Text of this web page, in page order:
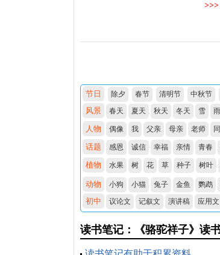
节日 除夕 春节 清明节 中秋节
风景 春天 夏天 秋天 冬天 雪 雨
人物 偶像 我 父亲 母亲 老师
话题 感恩 诚信 幸福 亲情 青春
植物 水果 树 花 草 种子 树叶
动物 小狗 小猫 兔子 金鱼 鹦鹉
初中 议论文 记叙文 演讲稿 应用文
读书笔记：《骆驼祥子》读